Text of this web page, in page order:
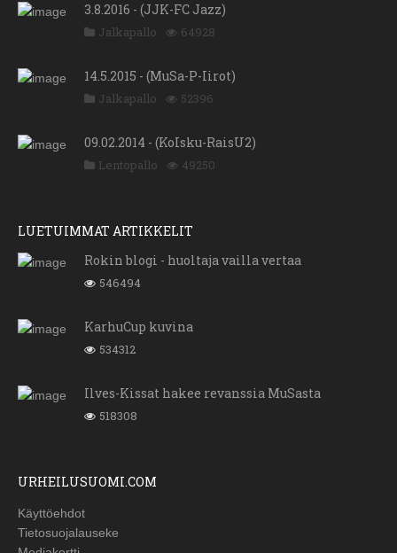
3.8.2016 - (JJK-FC Jazz)
Jalkapallo 64928
14.5.2015 - (MuSa-P-Iirot)
Jalkapallo 52396
09.02.2014 - (KoIsku-RaisU2)
Lentopallo 49250
LUETUIMMAT ARTIKKELIT
Rokin blogi - huoltaja vailla vertaa
546494
KarhuCup kuvina
534312
Ilves-Kissat hakee revanssia MuSasta
518308
URHEILUSUOMI.COM
Käyttöehdot
Tietosuojalauseke